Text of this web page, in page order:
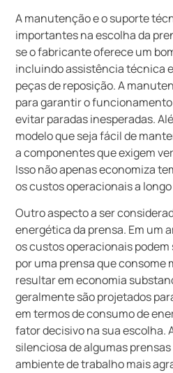
A manutenção e o suporte
importantes na escolha da
se o fabricante oferece um
incluindo assistência técnica
peças de reposição. A
para garantir o
evitar paradas inesperadas.
modelo que seja fácil de
a componentes que exigem
Isso não apenas economiza
os custos operacionais a longo
Outro aspecto a ser
energética da prensa. Em um
os custos operacionais
por uma prensa que consome
resultar em economia
geralmente são projetados
em termos de consumo de
fator decisivo na sua escolha.
silenciosa de algumas
ambiente de trabalho mais